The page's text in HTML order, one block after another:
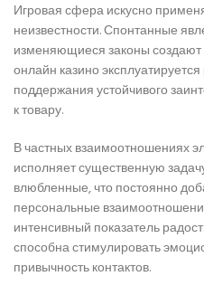
Игровая сфера искусно
неизвестности. Спонтанные
изменяющиеся законы
онлайн казино
поддержания устойчивого
к товару.
В частных взаимоотношениях
исполняет существенную
влюбленные, что постоянно
персональные
интенсивный показатель
способна стимулировать
привычность контактов.